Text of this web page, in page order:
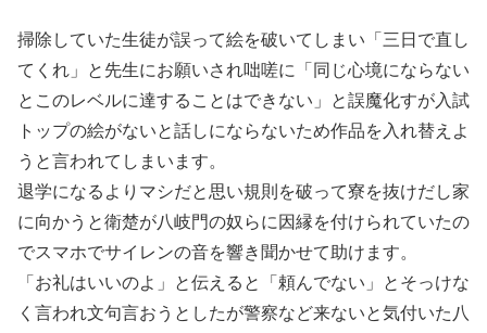
掃除していた生徒が誤って絵を破いてしまい「三日で直し
てくれ」と先生にお願いされ咄嗟に「同じ心境にならない
とこのレベルに達することはできない」と誤魔化すが入試
トップの絵がないと話しにならないため作品を入れ替えよ
うと言われてしまいます。
退学になるよりマシだと思い規則を破って寮を抜けだし家
に向かうと衛楚が八岐門の奴らに因縁を付けられていたの
でスマホでサイレンの音を響き聞かせて助けます。
「お礼はいいのよ」と伝えると「頼んでない」とそっけな
く言われ文句言おうとしたが警察など来ないと気付いた八